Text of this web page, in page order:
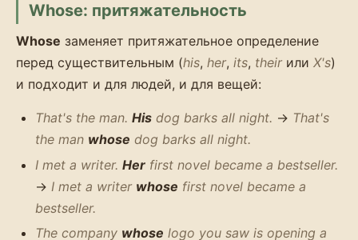
Whose: притяжательность
Whose заменяет притяжательное определение
перед существительным (his, her, its, theirили X's)
и подходит и для людей, и для вещей:
That's the man. His dog barks all night. → That's
the man whose dog barks all night.
I met a writer. Her first novel became a bestseller.
→ I met a writer whose first novel became a
bestseller.
The company whose logo you saw is opening a